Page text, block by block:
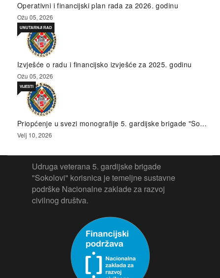
Operativni i financijski plan rada za 2026. godinu
Ožu 05, 2026
Izvješće o radu i financijsko izvješće za 2025. godinu
UNUTARNJI RAD
Ožu 05, 2026
Priopćenje u svezi monografije 5. gardijske brigade "So…
VIJESTI
Velj 10, 2026
Udruga veterana 5. gardijske brigade
"Sokolovi" korisnica je temeljne sustavne
podrške Nacionalne zaklade za razvoj
civilnog društva.